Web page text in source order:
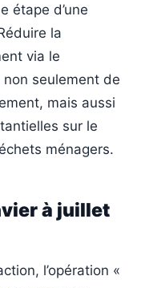
étape d’une
la
via le
non seulement de
mais aussi
sur le
ménagers.
à juillet
l’opération «